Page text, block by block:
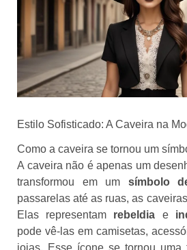
Estilo Sofisticado: A Caveira na
Como a caveira se tornou um
A caveira não é apenas um
transformou em um símbolo
passarelas até as ruas, as
Elas representam rebeldia e
pode vê-las em camisetas,
joias. Esse ícone se tornou uma